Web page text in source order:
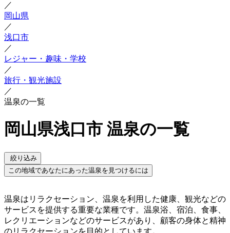
／
岡山県
／
浅口市
／
レジャー・趣味・学校
／
旅行・観光施設
／
温泉の一覧
岡山県浅口市 温泉の一覧
絞り込み
この地域であなたにあった温泉を見つけるには
温泉はリラクセーション、温泉を利用した健康、観光などの
サービスを提供する重要な業種です。温泉浴、宿泊、食事、
レクリエーションなどのサービスがあり、顧客の身体と精神
のリラクセーションを目的としています。